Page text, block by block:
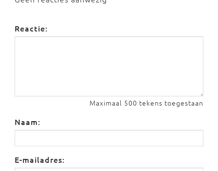
Reactie:
Maximaal 500 tekens toegestaan
Naam:
E-mailadres: